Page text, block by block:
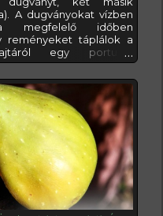
A dugványokat vízben
megfelelő időben
reményeket táplálok a
egy portugál
hogy bokra leginkább
nem túl sűrű
pedig gyenge, így
is alkalmas.